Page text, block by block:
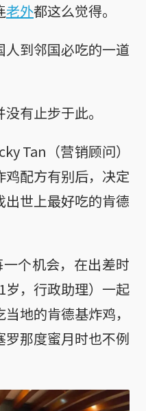
老外都这么觉得。
到邻国必吃的一道
有止步于此。
Tan（营销顾问）
配方有别后，决定
世上最好吃的肯德
个机会，在出差时
，行政助理）一起
地的肯德基炸鸡，
那度蜜月时也不例